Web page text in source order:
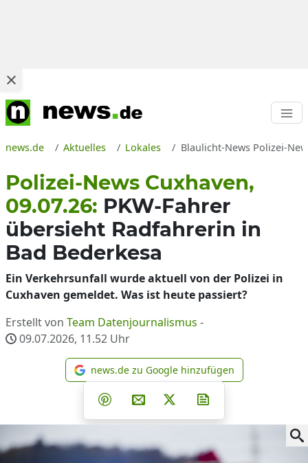
news.de Aktuelles Lokales Blaulicht-News Polizei-
Polizei-News Cuxhaven,
09.07.26: PKW-Fahrer
übersieht Radfahrerin in
Bad Bederkesa
Ein Verkehrsunfall wurde aktuell von der Polizei in
Cuxhaven gemeldet. Was ist heute passiert?
Erstellt von Team Datenjournalismus -
09.07.2026, 11.52 Uhr
news.de zu Google
news.de zu Google hinzufügen
Teilen auf Facebook
Teilen auf Whatsapp
Teilen auf Telegram
Teilen auf Pinterest
Per E-Mail teilen
Post auf X